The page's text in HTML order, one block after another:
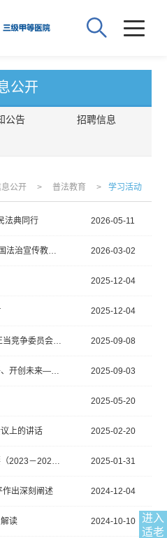
进入
适老
公开
公告 招聘信息
息公开 > 普法教育 > 学习活动
法典同行 2026-05-11
“习近平法治思想”首次入法，我国法治宣传教育事业全面迈入新纪元 2026-03-02
2025-12-04
2025-12-04
一图读懂 《国务院反垄断反不正当竞争委员会关于药品领域的反垄断指南》 2025-09-08
铭记历史、缅怀先烈、珍爱和平、开创未来——九三大阅兵 2025-09-03
2025-05-20
上的讲话 2025-02-20
中央党内法规制定工作规划纲要（2023－2027年） 2025-01-31
作出深刻阐述 2024-12-04
读 2024-10-10